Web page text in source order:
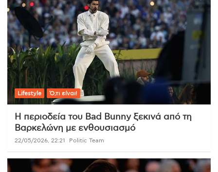
Lifestyle Ό,τι είναι!
Η περιοδεία του Bad Bunny ξεκινά από τη
Βαρκελώνη με ενθουσιασμό
22/05/2026, 22:21 Politic Team